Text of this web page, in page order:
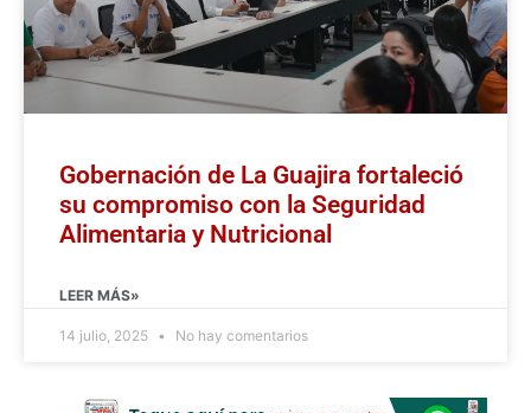
Gobernación de La Guajira fortaleció
su compromiso con la Seguridad
Alimentaria y Nutricional
LEER MÁS»
14 julio, 2025 No hay comentarios